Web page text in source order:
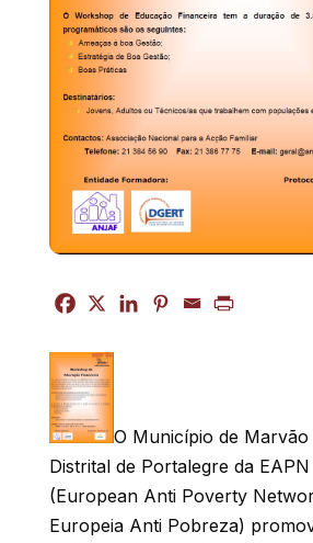
O Município de
Distrital de Portalegre da
(European Anti Poverty
Europeia Anti Pobreza)